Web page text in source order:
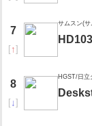
7
[↑]
サムスン(
8
[↓]
HGST/日立